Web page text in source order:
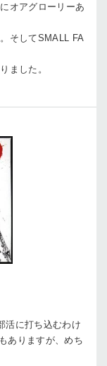
オアグローリーあ
そしてSMALL FA
ました。
活に打ち込むわけ
ありますが、めち